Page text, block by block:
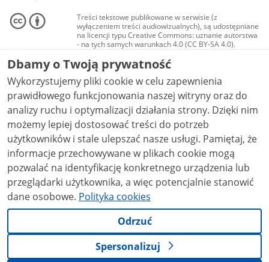
Treści tekstowe publikowane w serwisie (z
wyłączeniem treści audiowizualnych), są udostępniane
na licencji typu Creative Commons: uznanie autorstwa
- na tych samych warunkach 4.0 (CC BY-SA 4.0).
Materiały audiowizualne, w tym zdjęcia, materiały
audio i wideo, są udostępniane na licencji typu
Creative Commons: uznanie autorstwa użycie
niekomercyjne - bez utworów zależnych 4.0 (CC BY-
NC-ND 4.0), o ile nie jest to stwierdzone inaczej.
Dbamy o Twoją prywatność
Wykorzystujemy pliki cookie w celu zapewnienia
prawidłowego funkcjonowania naszej witryny oraz do
analizy ruchu i optymalizacji działania strony. Dzięki nim
możemy lepiej dostosować treści do potrzeb
użytkowników i stale ulepszać nasze usługi. Pamiętaj, że
informacje przechowywane w plikach cookie mogą
pozwalać na identyfikację konkretnego urządzenia lub
przeglądarki użytkownika, a więc potencjalnie stanowić
dane osobowe. Polityka cookies
Odrzuć
Spersonalizuj